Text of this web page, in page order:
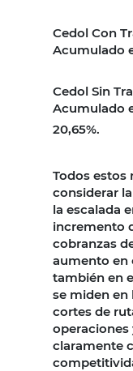
Cedol Con
Acumulado
Cedol Sin
Acumulado
20,65%.
Todos estos
considerar
la escalada
incremento
cobranzas
aumento en
también en
se miden en
cortes de
claramente